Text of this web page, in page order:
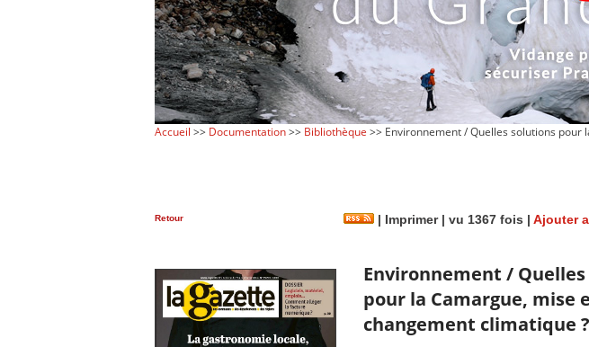
Accueil >> Documentation>> Bibliothèque >> Environnement / Quelles solutions
Retour Imprimer| vu 1367 fois | Ajouter
Environnement /
pour la Camargue, mise
changement climatique ?